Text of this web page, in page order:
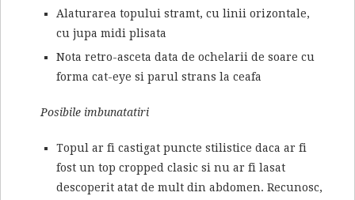
Alaturarea topului stramt, cu linii orizontale,
cu jupa midi plisata
Nota retro-asceta data de ochelarii de soare cu
forma cat-eye si parul strans la ceafa
Posibile imbunatatiri
Topul ar fi castigat puncte stilistice daca ar fi
fost un top cropped clasic si nu ar fi lasat
descoperit atat de mult din abdomen. Recunosc,